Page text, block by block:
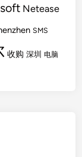
Netease
SMS
收购 深圳 电脑